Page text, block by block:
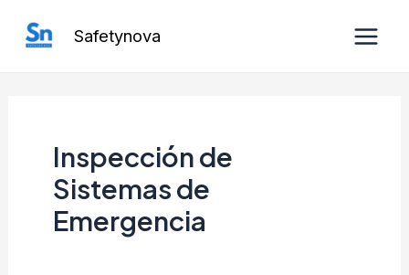
Safetynova
Inspección de
Sistemas de
Emergencia